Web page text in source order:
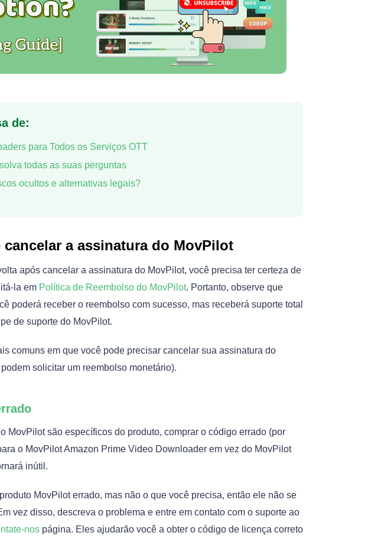
de:
para Todos os Serviços OTT
todas as suas perguntas
ocultos e alternativas legais?
a assinatura do MovPilot
após cancelar a assinatura do MovPilot, você precisa ter certeza de
la em Política de Reembolso do MovPilot. Portanto, observe que
poderá receber o reembolso com sucesso, mas receberá suporte total
de suporte do MovPilot.
comuns em que você pode precisar cancelar sua assinatura do
solicitar um reembolso monetário).
MovPilot são específicos do produto, comprar o código errado (por
o MovPilot Amazon Prime Video Downloader em vez do MovPilot
inútil.
MovPilot errado, mas não o que você precisa, então ele não se
vez disso, descreva o problema e entre em contato com o suporte ao
nos página. Eles ajudarão você a obter o código de licença correto